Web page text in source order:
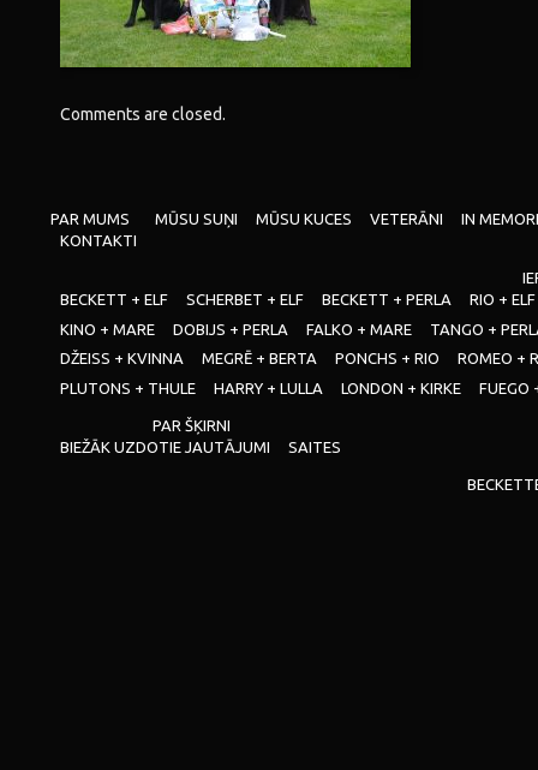
Comments are closed.
PAR MUMS
KONTAKTI
MŪSU SUŅI MŪSU KUCES VETERĀNI IN
BECKETT + ELF
SCHERBET + ELF BECKETT + PERLA
RIO + ELF
KINO + MARE
DOBIJS + PERLA FALKO + MARE
TANGO +
DŽEISS + KVINNA
MEGRĒ + BERTA PONCHS + RIO
ROMEO +
PLUTONS + THULE
HARRY + LULLA LONDON + KIRKE FUEGO
PAR ŠĶIRNI
BIEŽĀK UZDOTIE JAUTĀJUMI
SAITES